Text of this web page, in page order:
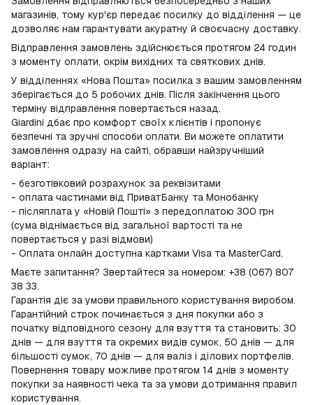
магазинів, тому кур'єр передає посилку до відділення — це
дозволяє нам гарантувати акуратну й своєчасну доставку.
Відправлення замовлень здійснюється протягом 24 годин
з моменту оплати, окрім вихідних та святкових днів.
У відділеннях «Нова Пошта» посилка з вашим замовленням
зберігається до 5 робочих днів. Після закінчення цього
терміну відправлення повертається назад.
Giardini дбає про комфорт своїх клієнтів і пропонує
безпечні та зручні способи оплати. Ви можете оплатити
замовлення одразу на сайті, обравши найзручніший
варіант:
- безготівковий розрахунок за реквізитами
- оплата частинами від ПриватБанку та Монобанку
- післяплата у «Новій Пошті» з передоплатою 300 грн
(сума віднімається від загальної вартості та не
повертається у разі відмови)
- Оплата онлайн доступна картками Visa та MasterCard.
Маєте запитання? Звертайтеся за номером: +38 (067) 807
38 33.
Гарантія діє за умови правильного користування виробом.
Гарантійний строк починається з дня покупки або з
початку відповідного сезону для взуття та становить: 30
днів — для взуття та окремих видів сумок, 50 днів — для
більшості сумок, 70 днів — для валіз і ділових портфелів.
Повернення товару можливе протягом 14 днів з моменту
покупки за наявності чека та за умови дотримання правил
користування.